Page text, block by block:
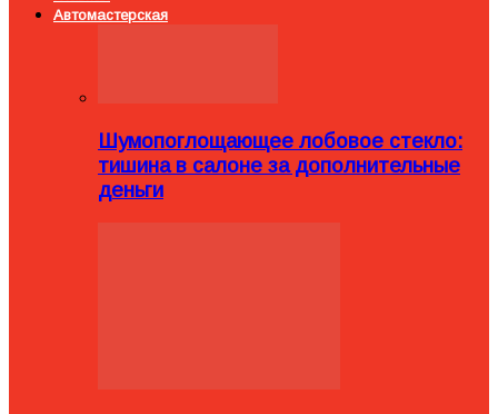
Автомастерская
Шумопоглощающее лобовое стекло:
тишина в салоне за дополнительные
деньги